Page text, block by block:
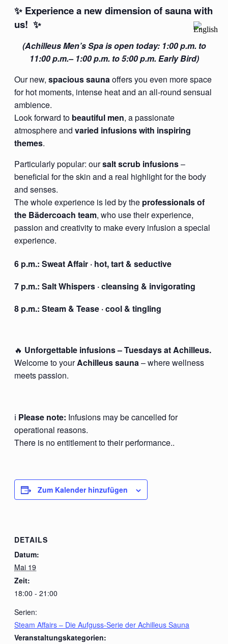
✨ Experience a new dimension of sauna with
us! ✨
(Achilleus Men’s Spa is open today: 1:00 p.m. to
11:00 p.m.– 1:00 p.m. to 5:00 p.m. Early Bird)
Our new, spacious saunaoffers you even more space
for hot moments, intense heat and an all-round sensual
ambience.
Look forward to beautiful men, a passionate
atmosphere and varied infusions with inspiring
themes.
Particularly popular: oursalt scrub infusions–
beneficial for the skin and a real highlight for the body
and senses.
The whole experience is led by the professionals of
the Bädercoach team, who use their experience,
passion and creativity to make every infusion a special
experience.
6 p.m.: Sweat Affair · hot, tart & seductive
7 p.m.: Salt Whispers · cleansing & invigorating
8 p.m.: Steam & Tease · cool & tingling
🔥 Unforgettable infusions – Tuesdays at Achilleus.
Welcome to yourAchilleus sauna– where wellness
meets passion.
ℹ️ Please note: Infusions may be cancelled for
operational reasons.
There is no entitlement to their performance..
Zum Kalender hinzufügen
DETAILS
Datum:
Mai 19
Zeit:
18:00 - 21:00
Serien:
Steam Affairs – Die Aufguss-Serie der Achilleus Sauna
Veranstaltungskategorien: